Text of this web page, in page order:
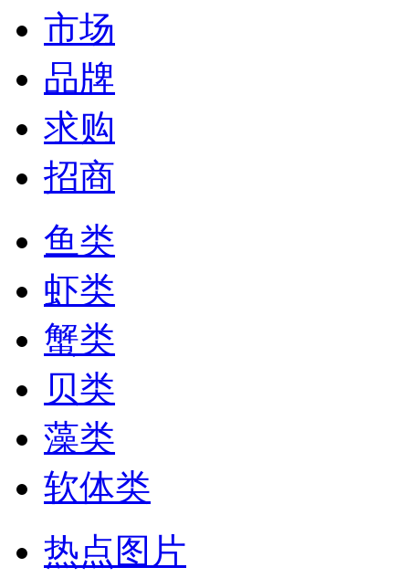
市场
品牌
求购
招商
鱼类
虾类
蟹类
贝类
藻类
软体类
热点图片